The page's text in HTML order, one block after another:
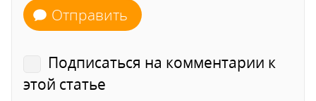
Отправить
Подписаться на комментарии к
этой статье